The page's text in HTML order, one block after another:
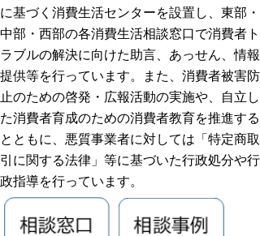
に基づく消費生活センターを設置し、東部・
中部・西部の各消費生活相談窓口で消費者ト
ラブルの解決に向けた助言、あっせん、情報
提供等を行っています。
また、消費者被害防
止のための啓発・広報活動の実施や、自立し
た消費者育成のための消費者教育を推進する
とともに、悪質事業者に対しては「特定商取
引に関する法律」等に基づいた行政処分や行
政指導を行っています。